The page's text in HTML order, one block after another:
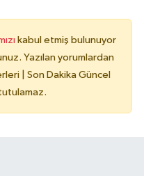
kabul etmiş bulunuyor
Yazılan yorumlardan
| Son Dakika Güncel